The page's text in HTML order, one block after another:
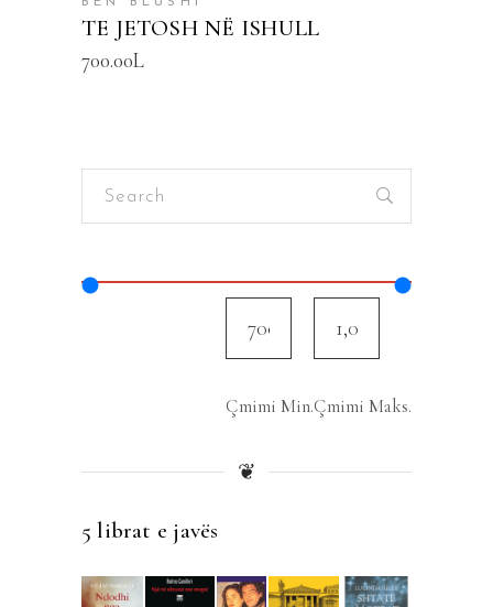
TE JETOSH NË ISHULL
700.00L
Search
Çmimi Min.Çmimi Maks.
❦
5 librat e javës